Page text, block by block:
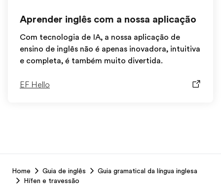
Aprender inglês com a nossa aplicação
Com tecnologia de IA, a nossa aplicação de
ensino de inglês não é apenas inovadora, intuitiva
e completa, é também muito divertida.
EF Hello
Footer
Home Guia de inglês
Guia gramatical da língua inglesa
Hífen e travessão